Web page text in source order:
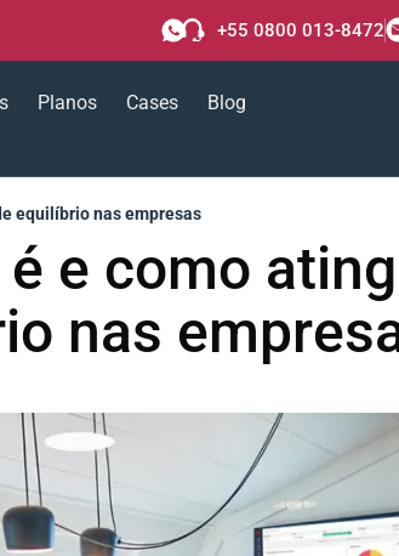
+55 0800 013-8472
Planos Cases Blog
equilíbrio nas empresas
é e como
nas